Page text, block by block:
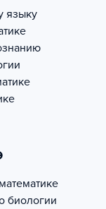
языку
биологии